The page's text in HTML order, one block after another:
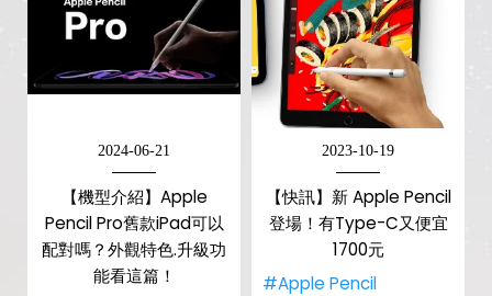
2024-06-21
【機型介紹】Apple
Pencil Pro舊款iPad可以
配對嗎？外觀特色.升級功
能看這篇！
2023-10-19
【快訊】新 Apple Pencil
登場！有Type-C又便宜
1700元
#Apple Pencil